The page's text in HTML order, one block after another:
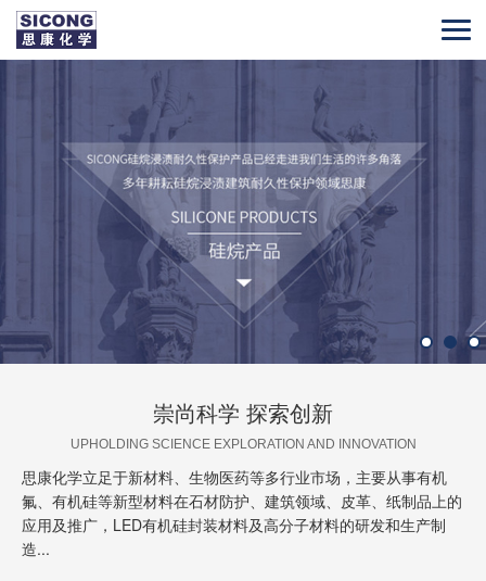
崇尚科学 探索创新
UPHOLDING SCIENCE EXPLORATION AND INNOVATION
思康化学立足于新材料、生物医药等多行业市场，主要从事有机
氟、有机硅等新型材料在石材防护、建筑领域、皮革、纸制品上的
应用及推广，LED有机硅封装材料及高分子材料的研发和生产制
造...